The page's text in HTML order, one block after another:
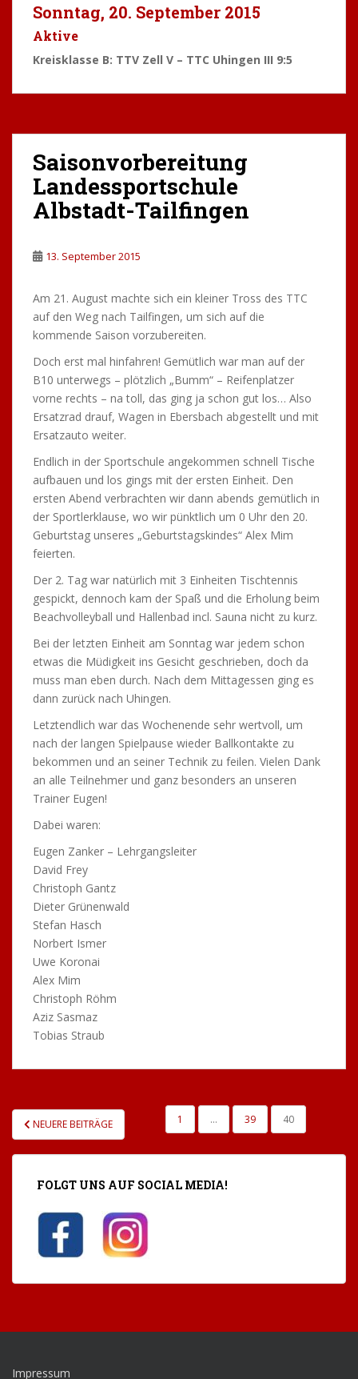
Sonntag, 20. September 2015
Aktive
Kreisklasse B: TTV Zell V – TTC Uhingen III 9:5
Saisonvorbereitung
Landessportschule
Albstadt-Tailfingen
13. September 2015
Am 21. August machte sich ein kleiner Tross des TTC
auf den Weg nach Tailfingen, um sich auf die
kommende Saison vorzubereiten.
Doch erst mal hinfahren! Gemütlich war man auf der
B10 unterwegs – plötzlich „Bumm“ – Reifenplatzer
vorne rechts – na toll, das ging ja schon gut los… Also
Ersatzrad drauf, Wagen in Ebersbach abgestellt und mit
Ersatzauto weiter.
Endlich in der Sportschule angekommen schnell Tische
aufbauen und los gings mit der ersten Einheit. Den
ersten Abend verbrachten wir dann abends gemütlich in
der Sportlerklause, wo wir pünktlich um 0 Uhr den 20.
Geburtstag unseres „Geburtstagskindes“ Alex Mim
feierten.
Der 2. Tag war natürlich mit 3 Einheiten Tischtennis
gespickt, dennoch kam der Spaß und die Erholung beim
Beachvolleyball und Hallenbad incl. Sauna nicht zu kurz.
Bei der letzten Einheit am Sonntag war jedem schon
etwas die Müdigkeit ins Gesicht geschrieben, doch da
muss man eben durch. Nach dem Mittagessen ging es
dann zurück nach Uhingen.
Letztendlich war das Wochenende sehr wertvoll, um
nach der langen Spielpause wieder Ballkontakte zu
bekommen und an seiner Technik zu feilen. Vielen Dank
an alle Teilnehmer und ganz besonders an unseren
Trainer Eugen!
Dabei waren:
Eugen Zanker – Lehrgangsleiter
David Frey
Christoph Gantz
Dieter Grünenwald
Stefan Hasch
Norbert Ismer
Uwe Koronai
Alex Mim
Christoph Röhm
Aziz Sasmaz
Tobias Straub
SEITENNUMMERIERUNG
DER
BEITRÄGE
NEUERE BEITRÄGE 1 … 39 40
FOLGT UNS AUF SOCIAL MEDIA!
Impressum